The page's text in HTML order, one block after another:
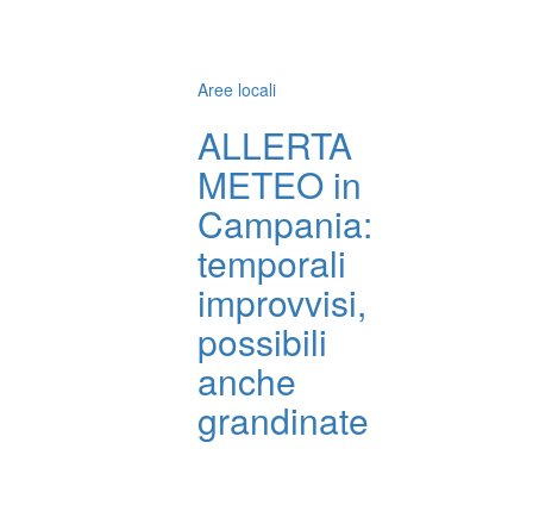
Aree locali
ALLERTA
METEO in
Campania:
temporali
improvvisi,
possibili
anche
grandinate